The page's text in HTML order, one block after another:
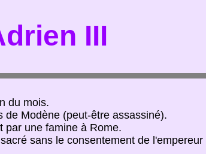
III
du mois.
Modène (peut-être assassiné).
par une famine à Rome.
sans le consentement de l'empereur